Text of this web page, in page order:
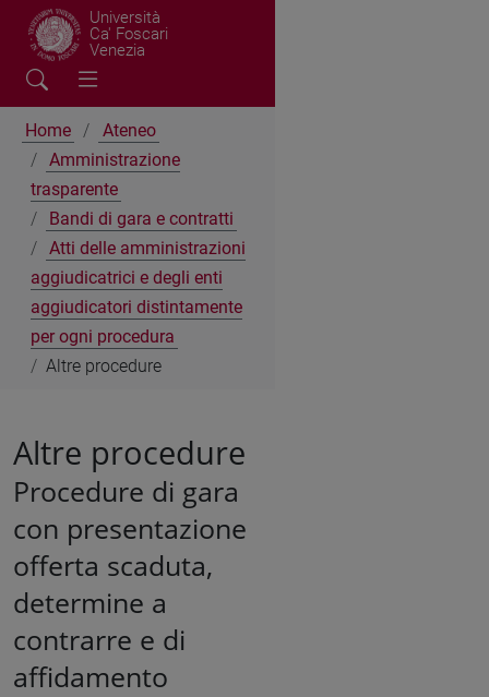
Università
Ca' Foscari
Venezia
Home
Ateneo
Amministrazione
trasparente
Bandi di gara e contratti
Atti delle amministrazioni
aggiudicatrici e degli enti
aggiudicatori distintamente
per ogni procedura
Altre procedure
Altre procedure
Procedure di gara
con presentazione
offerta scaduta,
determine a
contrarre e di
affidamento